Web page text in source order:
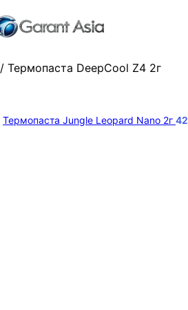
/ Термопаста DeepCool Z4 2г
Термопаста Jungle Leopard Nano 2г 42